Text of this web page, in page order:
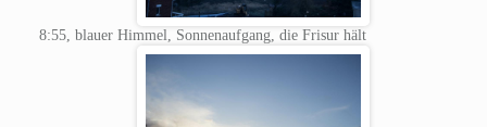
8:55, blauer Himmel, Sonnenaufgang, die Frisur hält